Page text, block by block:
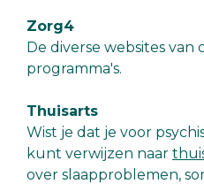
Zorg4
De diverse websites van
programma's.
Thuisarts
Wist je dat je voor
kunt verwijzen naar
over slaapproblemen,